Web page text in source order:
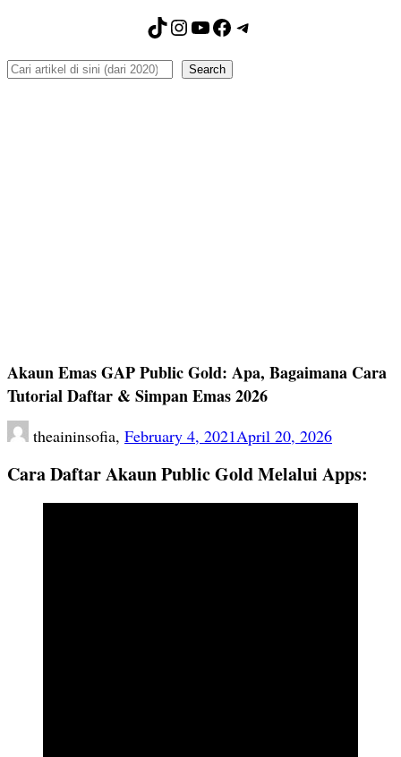
TikTok
Instagram
YouTube
Facebook
Telegram
Search Search
Akaun Emas GAP Public Gold: Apa, Bagaimana Cara
Tutorial Daftar & Simpan Emas 2026
theaininsofia, February 4, 2021April 20, 2026
Cara Daftar Akaun Public Gold Melalui Apps: